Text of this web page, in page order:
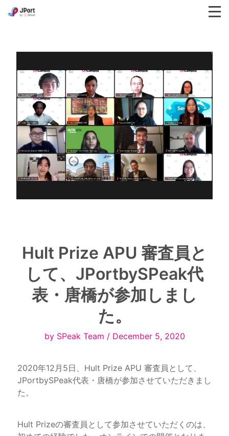
Hult Prize APU 審査員と
して、JPortbySPeak代
表・唐橋が参加しまし
た。
by SPeak Team / December 5, 2020
2020年12月5日、Hult Prize APU 審査員として、
JPortbySPeak代表・唐橋が参加させていただきまし
た。
Hult Prizeの審査員として参加させていただくのは、